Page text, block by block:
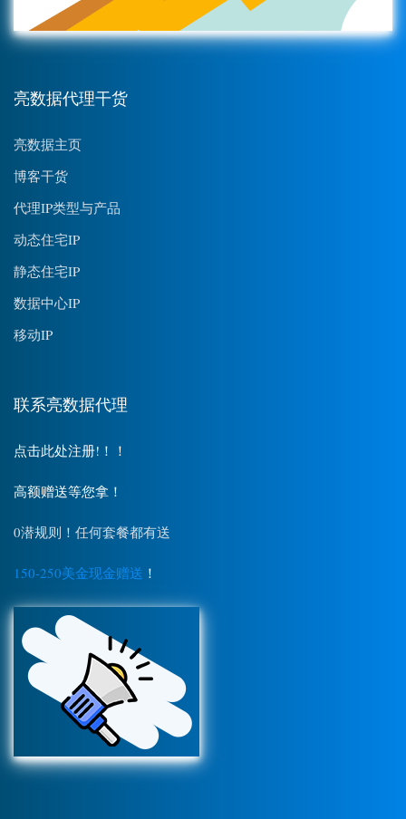
亮数据代理干货
亮数据主页
博客干货
代理IP类型与产品
动态住宅IP
静态住宅IP
数据中心IP
移动IP
联系亮数据代理
点击此处注册!！！
高额赠送等您拿！
0潜规则！任何套餐都有送
150-250美金现金赠送 ！